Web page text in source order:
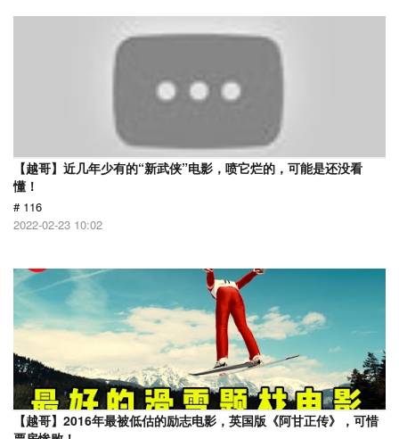
【越哥】近几年少有的“新武侠”电影，喷它烂的，可能是还没看
懂！
# 116
2022-02-23 10:02
【越哥】2016年最被低估的励志电影，英国版《阿甘正传》，可惜